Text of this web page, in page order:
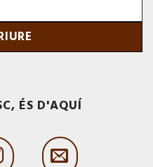
ÉS D'AQUÍ